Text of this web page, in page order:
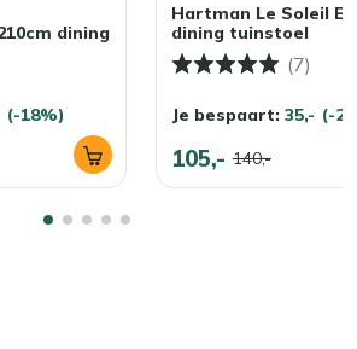
dining
(-18%)
Hartman Le Soleil
dining tuinstoel
(7)
Je bespaart: 35,- (-
105,- 140,-